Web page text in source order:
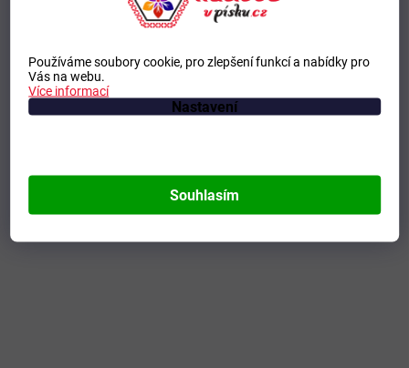
Používáme soubory cookie, pro zlepšení funkcí a nabídky pro
Vás na webu.
Více informací
Nastavení
Souhlasím